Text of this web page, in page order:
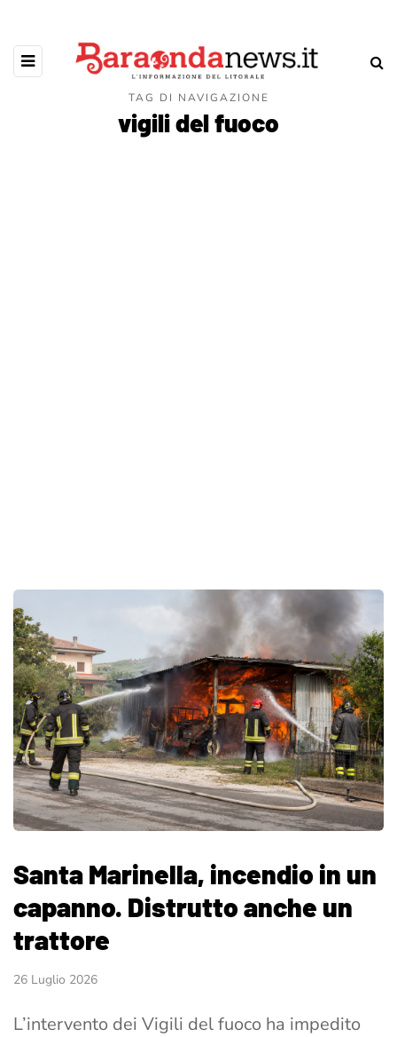
TAG DI NAVIGAZIONE
vigili del fuoco
Santa Marinella, incendio in un
capanno. Distrutto anche un
trattore
26 Luglio 2026
L’intervento dei Vigili del fuoco ha impedito